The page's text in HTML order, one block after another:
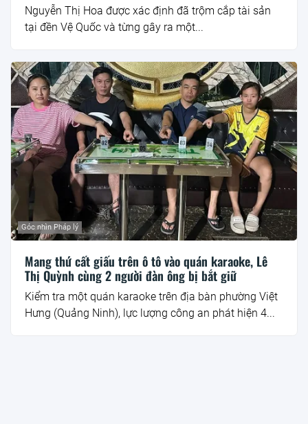
Nguyễn Thị Hoa được xác định đã trộm cắp tài sản
tại đền Vệ Quốc và từng gây ra một...
Góc nhìn Pháp lý
Mang thứ cất giấu trên ô tô vào quán karaoke, Lê
Thị Quỳnh cùng 2 người đàn ông bị bắt giữ
Kiểm tra một quán karaoke trên địa bàn phường Việt
Hưng (Quảng Ninh), lực lượng công an phát hiện 4...